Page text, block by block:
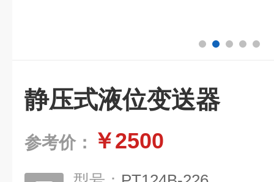
静压式液位变送器
参考价： ￥2500